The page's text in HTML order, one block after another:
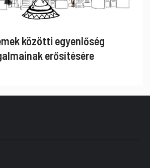
közötti egyenlőség
erősítésére